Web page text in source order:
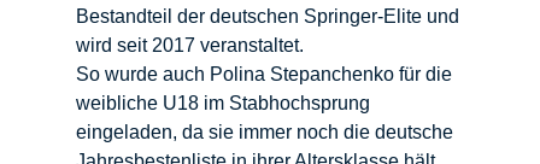
Bestandteil der deutschen Springer-Elite und
wird seit 2017 veranstaltet.
So wurde auch Polina Stepanchenko für die
weibliche U18 im Stabhochsprung
eingeladen, da sie immer noch die deutsche